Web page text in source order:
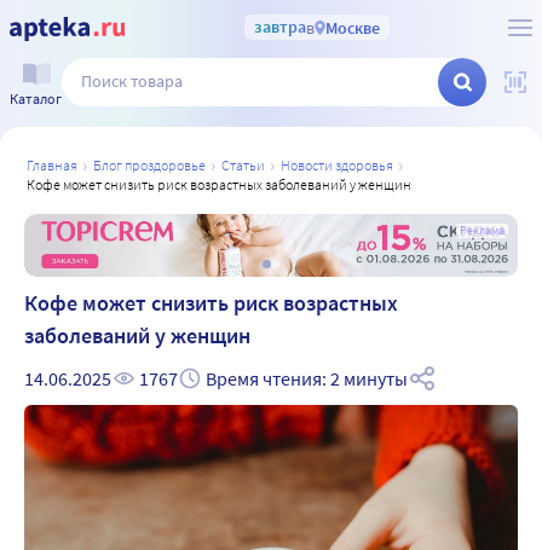
завтрав Москве
Каталог
главная блог проздоровье статьи
новости здоровья
кофе может снизить риск возрастных заболеваний у женщин
Реклама
Кофе может снизить риск возрастных
заболеваний у женщин
14.06.2025 1767 Время чтения: 2 минуты